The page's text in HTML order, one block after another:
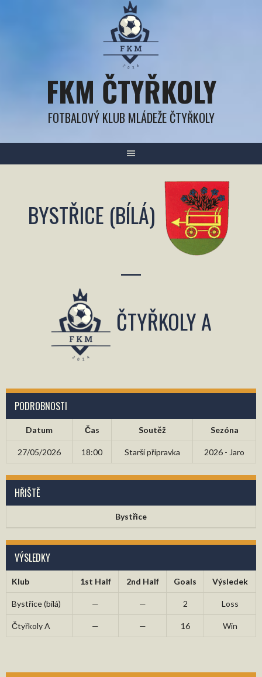
FKM ČTYŘKOLY
FOTBALOVÝ KLUB MLÁDEŽE ČTYŘKOLY
BYSTŘICE (BÍLÁ)
—
ČTYŘKOLY A
PODROBNOSTI
Datum Čas Soutěž Sezóna
27/05/2026 18:00 Starší přípravka 2026 - Jaro
HŘIŠTĚ
Bystřice
VÝSLEDKY
Klub 1st Half 2nd Half Goals Výsledek
Bystřice (bílá) — — 2 Loss
Čtyřkoly A — — 16 Win